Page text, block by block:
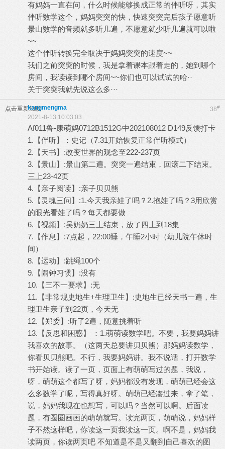
有妈妈一直在问，什么时候能够换成正常的伴听呀，其实
伴听数学这个，妈妈突突的快，快速突突完后孩子愿意听
景山数学的音频就多听几遍，不愿意就少听几遍就可以啦
~~
这个伴听转换完全取决于妈妈突突的速度~~
我们之前突突的时候，我是拿着课本跟着走的，她到哪个
房间，我读读到哪个房间~~你们也可以试试的哈··
关于突突我就先说这么多···
点击重新加载 38#
kangmengma
2021-8-13 10:03:03
Af011鲁-康萌妈0712B1512G中202108012 D149反馈打卡
1.【伴听】：史记（7.31开始恢复正常伴听模式）
2.【天书】:改变世界的观念至222-237页
3.【景山】:景山第二遍。突突一遍结束，回滚二下结束。
三上23-42页
4.【亲子阅读】:亲子贝贝熊
5.【灵魂三问】:1.今天我亲娃了吗？2.抱娃了吗？3用欣赏
的眼光看娃了吗？每天都要做
6.【视频】:吴奶奶三上结束，放了四上到18集
7.【作息】:7点起，22:00睡，午睡2小时（幼儿院午休时
间）
8.【运动】:跳绳100个
9.【闹钟习惯】:没有
10.【三不一要求】:无
11.【非常规史地生+生理卫生】:史地生已经天书一遍，生
理卫生亲子到22页，今天无
12.【郑委】:听了2遍，随意挑着听
13.【反思和困惑】 ：1.萌萌读数学吧。不要，我要妈妈讲
我喜欢的故事。（这两天总要讲贝贝熊）那妈妈读数学，
你看贝贝熊吧。不行，我要妈妈讲。我不说话，打开数学
书开始读。读了一页，页面上有萌萌写过的题，我说，
呀，萌萌这个都写了呀，妈妈都没有发现，萌萌已经会这
么多数学了呢，写得真好呀。萌萌已经凑过来，拿了笔，
说，妈妈我现在也想写，可以吗？当然可以啊。后面读
题，有圈圈画画的萌萌就写。读完两页，萌萌说，妈妈样
子不然这样吧，你读这一页我读这一页。啊不是，妈妈我
读两页，你读两页吧 不知道是不是又翻到自己喜欢的图